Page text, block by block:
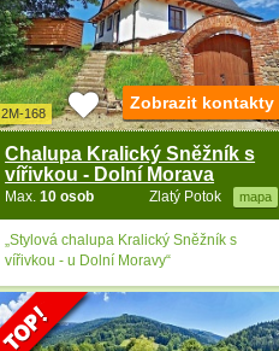
2M-168
Chalupa Kralický Sněžník s
vířivkou - Dolní Morava
Zlatý Potok mapa
Max.10 osob
Zobrazit kontakty
„Stylová chalupa Kralický Sněžník s
vířivkou - u Dolní Moravy“